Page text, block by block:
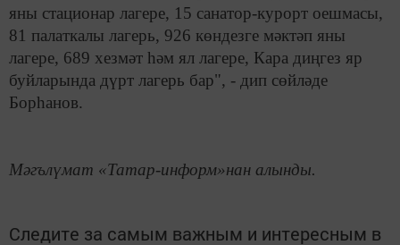
яны стационар лагере, 15 санатор-курорт оешмасы,
81 палаткалы лагерь, 926 көндезге мәктәп яны
лагере, 689 хезмәт һәм ял лагере, Кара диңгез яр
буйларында дүрт лагерь бар", - дип сөйләде
Борһанов.
Мәгълүмат «Татар-информ»нан алынды.
Следите за самым важным и интересным в